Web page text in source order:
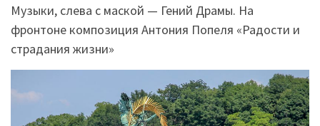
Музыки, слева с маской — Гений Драмы. На
фронтоне композиция Антония Попеля «Радости и
страдания жизни»